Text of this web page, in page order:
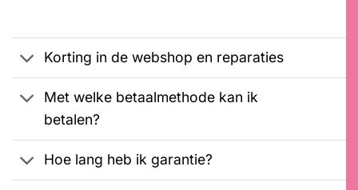
klantbeoordeling
Korting in de webshop en reparaties
Met welke betaalmethode kan ik
betalen?
Hoe lang heb ik garantie?